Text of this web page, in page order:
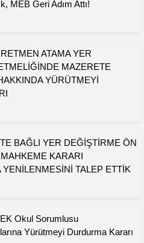
MEB Geri Adım Attı!
ATAMA YER
MAZERETE
YÜRÜTMEYİ
BAĞLI YER DEĞİŞTİRME ÖN
KARARI
TALEP ETTİK
Okul Sorumlusu
Yürütmeyi Durdurma Kararı